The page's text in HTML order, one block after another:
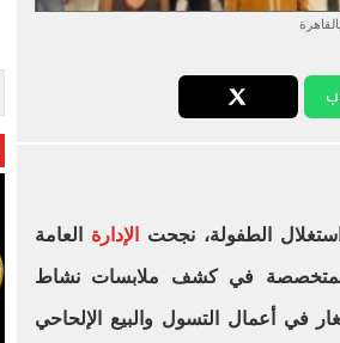
الطفولة، نجحت الإدارة العامة
المتخصصة في كشف ملابسات نشاط
في أعمال التسول والبيع الإلحاحي